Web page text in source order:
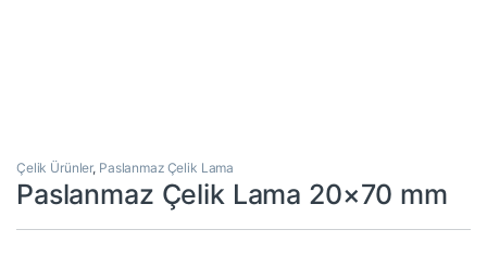
Çelik Ürünler, Paslanmaz Çelik Lama
Paslanmaz Çelik Lama 20×70 mm